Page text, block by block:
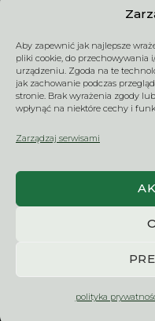
Aby zapewnić jak najlepsze
pliki cookie, do
urządzeniu. Zgoda na te
jak zachowanie podczas
stronie. Brak wyrażenia zgody
wpłynąć na niektóre cechy i
Zarządzaj serwisami
polityka
TERMIN DOSTAWY
CZAS REALIZACJI
NaklejkiNaSzyby.pl |
szkło, witryny
ponad 20 lat
dla klientów